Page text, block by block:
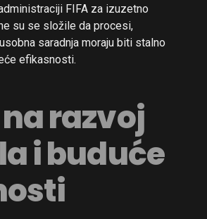
FIFA za izuzetno
su se složile da procesi,
saradnja moraju biti stalno
efikasnosti.
razvoj
i buduće
Flipboard
Whatsapp
Email